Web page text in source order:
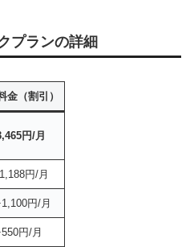
プランの詳細
金（割引）
円/月
円/月
1,100円/月
円/月